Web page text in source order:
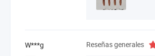
W***g Reseñas generales